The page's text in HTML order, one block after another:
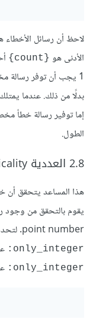
لاحظ أن رسائل
الأدنى هو {count}
1 يجب أن توفر رسالة مخصصة أو استخدم
بدلًا من ذلك. عندما يمتلك
الطول.
2.8 العددية numericality
هذا المساعد يتحقق
point number. لتحدد السماح بالأرقام الصحيحة فقط اضبط
only_integer:
only_integer: